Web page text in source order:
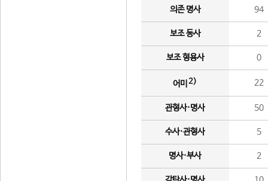
의존 명사 94
보조 동사 2
보조 형용사 0
어미 2) 22
관형사·명사 50
수사·관형사 5
명사·부사 2